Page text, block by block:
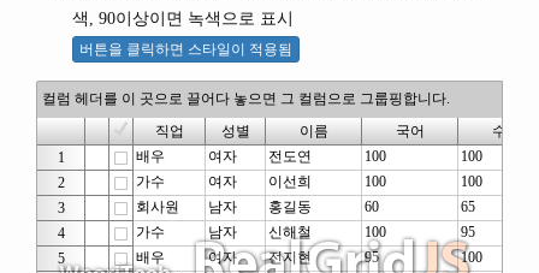
색, 90이상이면 녹색으로 표시
버튼을 클릭하면 스타일이 적용됨